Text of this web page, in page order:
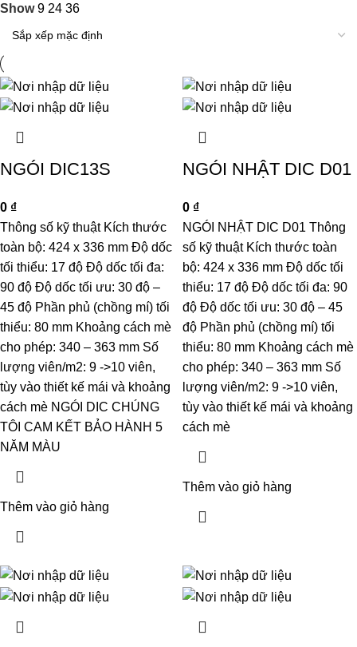
Show9 24 36
NGÓI DIC13S
0 ₫
Thông số kỹ thuật Kích thước
toàn bộ: 424 x 336 mm Độ dốc
tối thiểu: 17 độ Độ dốc tối đa:
90 độ Độ dốc tối ưu: 30 độ –
45 độ Phần phủ (chồng mí) tối
thiểu: 80 mm Khoảng cách mè
cho phép: 340 – 363 mm Số
lượng viên/m2: 9 ->10 viên,
tùy vào thiết kế mái và khoảng
cách mè NGÓI DIC CHÚNG
TÔI CAM KẾT BẢO HÀNH 5
NĂM MÀU
Thêm vào giỏ hàng
NGÓI NHẬT DIC D01
0 ₫
NGÓI NHẬT DIC D01 Thông
số kỹ thuật Kích thước toàn
bộ: 424 x 336 mm Độ dốc tối
thiểu: 17 độ Độ dốc tối đa: 90
độ Độ dốc tối ưu: 30 độ – 45
độ Phần phủ (chồng mí) tối
thiểu: 80 mm Khoảng cách mè
cho phép: 340 – 363 mm Số
lượng viên/m2: 9 ->10 viên,
tùy vào thiết kế mái và khoảng
cách mè
Thêm vào giỏ hàng